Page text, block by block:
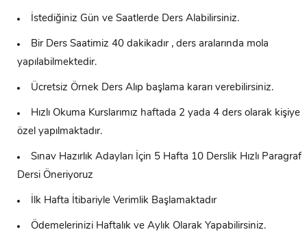
İstediğiniz Gün ve Saatlerde Ders Alabilirsiniz.
Bir Ders Saatimiz 40 dakikadır , ders aralarında mola
yapılabilmektedir.
Ücretsiz Örnek Ders Alıp başlama kararı verebilirsiniz.
Hızlı Okuma Kurslarımız haftada 2 yada 4 ders olarak kişiye
özel yapılmaktadır.
Sınav Hazırlık Adayları İçin 5 Hafta 10 Derslik Hızlı Paragraf
Dersi Öneriyoruz
İlk Hafta İtibariyle Verimlik Başlamaktadır
Ödemelerinizi Haftalık ve Aylık Olarak Yapabilirsiniz.